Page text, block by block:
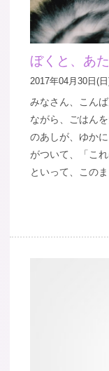
ぼくと、あ
2017年04月30日(
みなさん、こん
ながら、ごはん
のあしが、ゆか
がついて、「こ
といって、この